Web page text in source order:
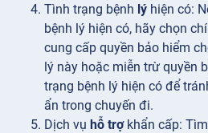
Tình trạng bệnh lý hiện có:
bệnh lý hiện có, hãy chọn
cung cấp quyền bảo hiểm
lý này hoặc miễn trừ quyền
trạng bệnh lý hiện có để
ẩn trong chuyến đi.
Dịch vụ hỗ trợ khẩn cấp: